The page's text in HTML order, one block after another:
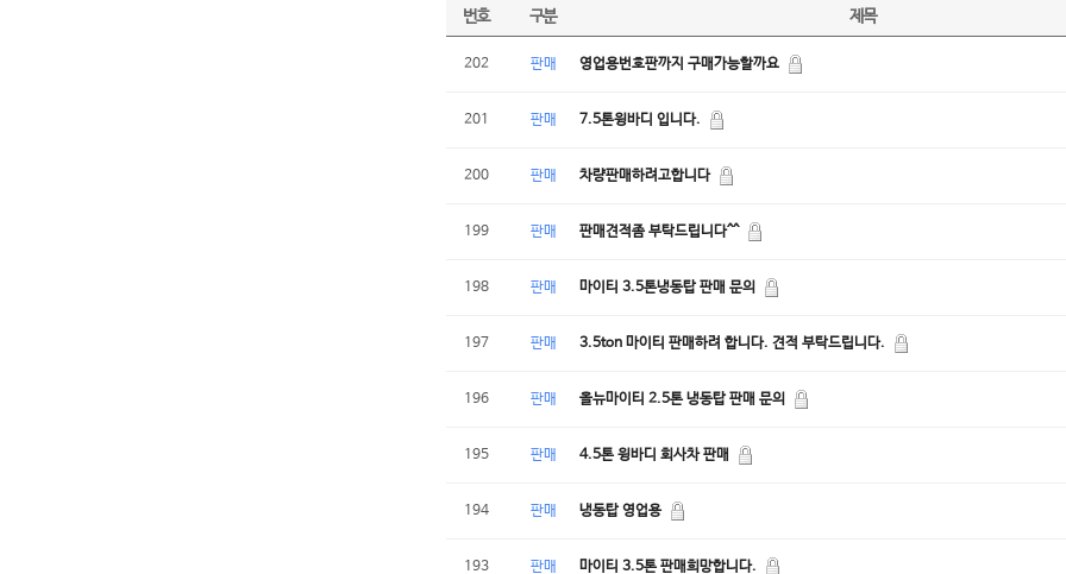
번호 구분 제목
202 판매 영업용번호판까지 구매가능할까요
201 판매 7.5톤윙바디 입니다.
200 판매 차량판매하려고합니다
199 판매 판매견적좀 부탁드립니다^^
198 판매 마이티 3.5톤냉동탑 판매 문의
197 판매 3.5ton 마이티 판매하려 합니다. 견적 부탁드립니다.
196 판매 올뉴마이티 2.5톤 냉동탑 판매 문의
195 판매 4.5톤 윙바디 회사차 판매
194 판매 냉동탑 영업용
193 판매 마이티 3.5톤 판매희망합니다.